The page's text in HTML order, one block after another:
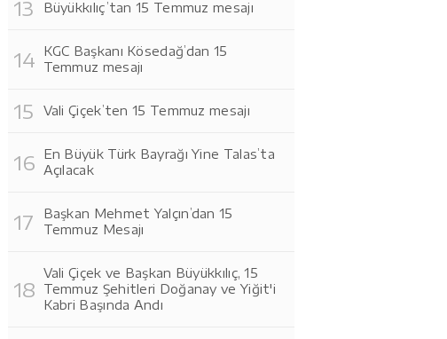
Büyükkılıç’tan 15 Temmuz mesajı
KGC Başkanı Kösedağ’dan 15
Temmuz mesajı
Vali Çiçek’ten 15 Temmuz mesajı
En Büyük Türk Bayrağı Yine Talas’ta
Açılacak
Başkan Mehmet Yalçın’dan 15
Temmuz Mesajı
Vali Çiçek ve Başkan Büyükkılıç, 15
Temmuz Şehitleri Doğanay ve Yiğit'i
Kabri Başında Andı